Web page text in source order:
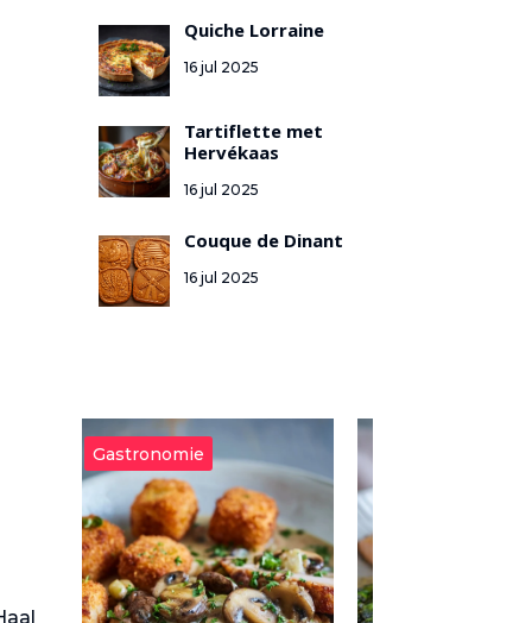
Quiche Lorraine
16 jul 2025
Tartiflette met
Hervékaas
16 jul 2025
Couque de Dinant
16 jul 2025
Gastronomie